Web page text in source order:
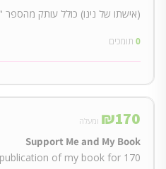
(אישתו של נינו) כולל עותק
0 תומכים
₪170 ומעלה
Support Me and My Book
of my book for 170